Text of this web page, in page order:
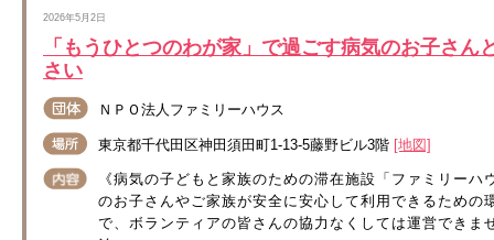
2026年5月2日
「もうひとつのわが家」で過ごす病気のお子さ
さい
ＮＰＯ法人ファミリーハウス
東京都千代田区神田須田町1-13-5藤野ビル3階 [地図]
《病気の子どもと家族のための滞在施設「ファミリー
のお子さんやご家族が安全に安心して利用できるため
で、ボランティアの皆さんの協力なくしては運営でき